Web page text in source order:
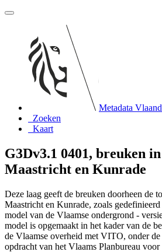
Metadata
Zoeken
Kaart
G3Dv3.1 0401, breuken
Maastricht en Kunrade
Deze laag geeft de breuken doorheen de
Maastricht en Kunrade, zoals
model van de Vlaamse ondergrond -
model is opgemaakt in het kader van de
de Vlaamse overheid met VITO, onder
opdracht van het Vlaams Planbureau